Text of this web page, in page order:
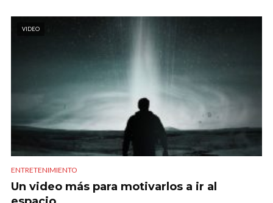
VIDEO
ENTRETENIMIENTO
Un video más para motivarlos a ir al